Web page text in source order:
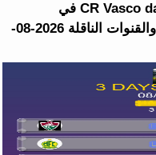
موعد مباراة EC Bahia ضد CR Vasco da Gama في
Campeonato Brasileiro Série A والقنوات الناقلة 2026-08-